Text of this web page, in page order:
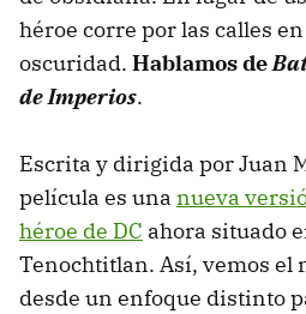
héroe corre por las calles
oscuridad. Hablamos de
de Imperios.
Escrita y dirigida por Juan
película es una nueva
héroe de DC ahora situado
Tenochtitlan. Así, vemos el
desde un enfoque distinto